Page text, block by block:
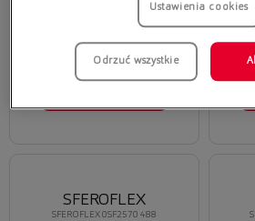
zakupie opraw i soczewek
525,00 zł420,00 zł
SFEROFLEX 0SF2570 488
SFEROFLEX
Ustawienia cookies
Odrzuć wszystkie